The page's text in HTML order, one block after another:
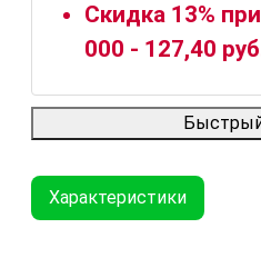
Скидка 13%
000 - 127,40
Характеристики